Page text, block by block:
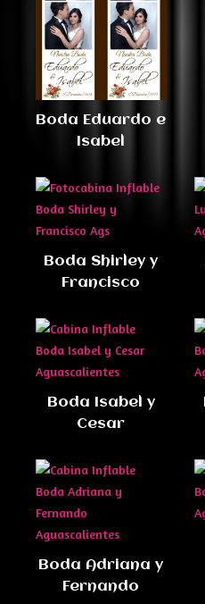
Boda Eduardo e
Isabel
Boda Shirley y
Francisco
Boda Isabel y
Cesar
Boda Adriana y
Fernando